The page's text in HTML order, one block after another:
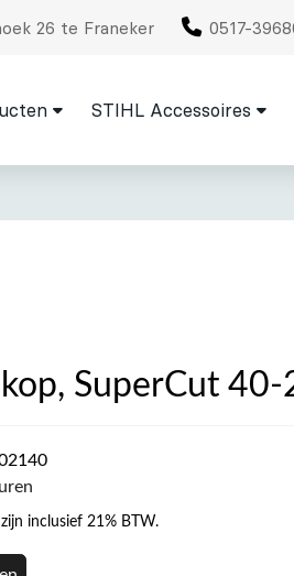
26 te Franeker 0517-
STIHL Accessoires
SuperCut 40-
inclusief 21% BTW.